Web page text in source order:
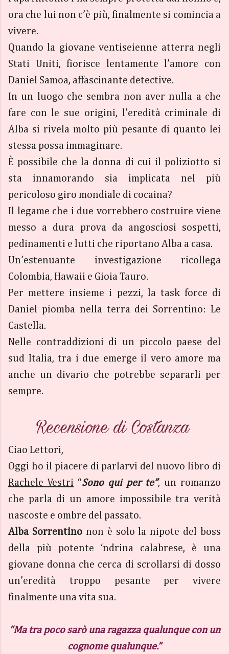
ora che lui non c’è più, finalmente si comincia a
vivere.
Quando la giovane ventiseienne atterra negli
Stati Uniti, fiorisce lentamente l’amore con
Daniel Samoa, affascinante detective.
In un luogo che sembra non aver nulla a che
fare con le sue origini, l’eredità criminale di
Alba si rivela molto più pesante di quanto lei
stessa possa immaginare.
È possibile che la donna di cui il poliziotto si
sta innamorando sia implicata nel più
pericoloso giro mondiale di cocaina?
Il legame che i due vorrebbero costruire viene
messo a dura prova da angosciosi sospetti,
pedinamenti e lutti che riportano Alba a casa.
Un’estenuante investigazione ricollega
Colombia, Hawaii e Gioia Tauro.
Per mettere insieme i pezzi, la task force di
Daniel piomba nella terra dei Sorrentino: Le
Castella.
Nelle contraddizioni di un piccolo paese del
sud Italia, tra i due emerge il vero amore ma
anche un divario che potrebbe separarli per
sempre.
Ciao Lettori,
Oggi ho il piacere di parlarvi del nuovo libro di
Rachele Vestri “Sono qui per te”, un romanzo
che parla di un amore impossibile tra verità
nascoste e ombre del passato.
Alba Sorrentinonon è solo la nipote del boss
della più potente ‘ndrina calabrese, è una
giovane donna che cerca di scrollarsi di dosso
un’eredità troppo pesante per vivere
finalmente una vita sua.
“Ma tra poco sarò una ragazza qualunque con un
cognome qualunque.”